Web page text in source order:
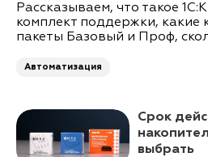
Рассказываем, что такое
комплект поддержки, какие
пакеты Базовый и Проф,
Автоматизация
Срок
выбрать